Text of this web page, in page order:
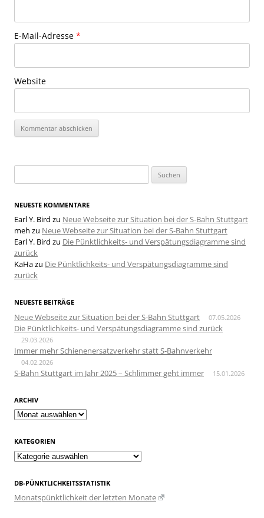
E-Mail-Adresse *
Website
nach:
NEUESTE KOMMENTARE
Earl Y. Bird zu Neue Webseite zur Situation bei der S-Bahn Stuttgart
meh zu Neue Webseite zur Situation bei der S-Bahn Stuttgart
Earl Y. Bird zu Die Pünktlichkeits- und Verspätungsdiagramme sind
zurück
KaHazu Die Pünktlichkeits- und Verspätungsdiagramme sind
zurück
NEUESTE BEITRÄGE
Neue Webseite zur Situation bei der S-Bahn Stuttgart 07.05.2026
Die Pünktlichkeits- und Verspätungsdiagramme sind zurück
29.03.2026
Immer mehr Schienenersatzverkehr statt S-Bahnverkehr
04.02.2026
S-Bahn Stuttgart im Jahr 2025 – Schlimmer geht immer 15.01.2026
ARCHIV
Archiv
KATEGORIEN
Kategorien
DB-PÜNKTLICHKEITSSTATISTIK
Monatspünktlichkeit der letzten Monate